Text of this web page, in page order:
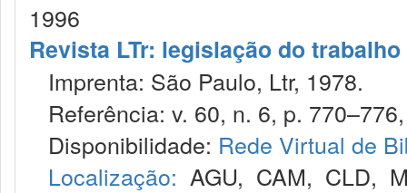
1996
Revista LTr: legislação do trabalho
Imprenta: São Paulo, Ltr, 1978.
Referência: v. 60, n. 6, p.
Disponibilidade: Rede Virtual de
Localização: AGU, CAM, CLD,